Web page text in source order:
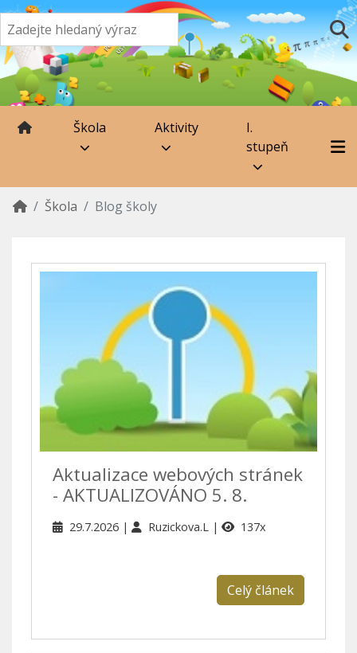
Škola Aktivity
I.
stupeň
Škola Blog školy
Aktualizace webových stránek
- AKTUALIZOVÁNO 5. 8.
29.7.2026 Ruzickova.L 137x
Celý článek